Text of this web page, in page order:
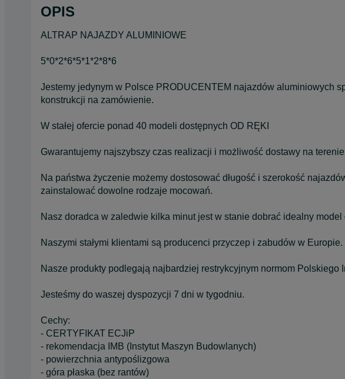
OPIS
ALTRAP NAJAZDY ALUMINIOWE
5*0*2*6*5*1*2*8*6
Jestemy jedynym w Polsce PRODUCENTEM najazdów aluminiowych
konstrukcji na zamówienie.
W stałej ofercie ponad 40 modeli dostępnych OD RĘKI
Gwarantujemy najszybszy czas realizacji i możliwość dostawy na terenie
Na państwa życzenie możemy dostosować długość i szerokość
zainstalować dowolne rodzaje mocowań.
Nasz doradca w zaledwie kilka minut jest w stanie dobrać idealny
Naszymi stałymi klientami są producenci przyczep i zabudów w Europie.
Nasze produkty podlegają najbardziej restrykcyjnym normom Polskiego
Jesteśmy do waszej dyspozycji 7 dni w tygodniu.
Cechy:
- CERTYFIKAT ECJiP
- rekomendacja IMB (Instytut Maszyn Budowlanych)
- powierzchnia antypoślizgowa
- góra płaska (bez rantów)